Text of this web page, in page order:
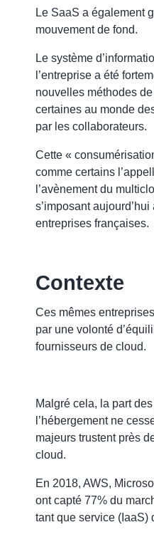
Le SaaS a également
mouvement de fond.
Le système
l’entreprise a été
nouvelles méthodes
certaines au monde
par les collaborateurs.
Cette «
comme certains
l’avènement du
s’imposant
entreprises françaises.
Contexte
Ces mêmes
par une volonté
fournisseurs de cloud.
Malgré cela, la part
l’hébergement ne
majeurs trustent près
cloud.
En 2018, AWS,
ont capté 77% du
tant que service (IaaS)